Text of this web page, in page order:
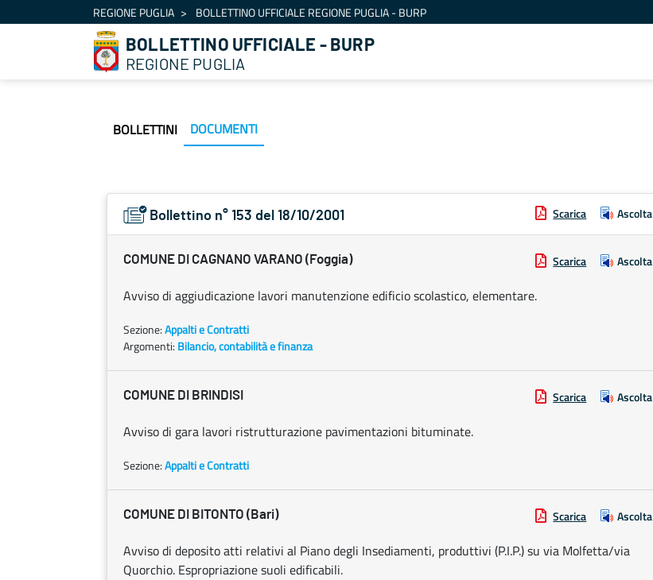
Skip to ContentREGIONE PUGLIA BOLLETTINO UFFICIALE REGIONE PUGLIA - BURP
BOLLETTINO UFFICIALE - BURP
REGIONE PUGLIA
BOLLETTINI DOCUMENTI
Bollettino n° 153 del 18/10/2001 Scarica Ascolta
COMUNE DI CAGNANO VARANO (Foggia) Scarica Ascolta
Avviso di aggiudicazione lavori manutenzione edificio scolastico, elementare.
Sezione:Appalti e Contratti
Argomenti: Bilancio, contabilità e finanza
COMUNE DI BRINDISI Scarica Ascolta
Avviso di gara lavori ristrutturazione pavimentazioni bituminate.
Sezione:Appalti e Contratti
COMUNE DI BITONTO (Bari) Scarica Ascolta
Avviso di deposito atti relativi al Piano degli Insediamenti, produttivi (P.I.P.) su via Molfetta/via
Quorchio. Espropriazione suoli edificabili.